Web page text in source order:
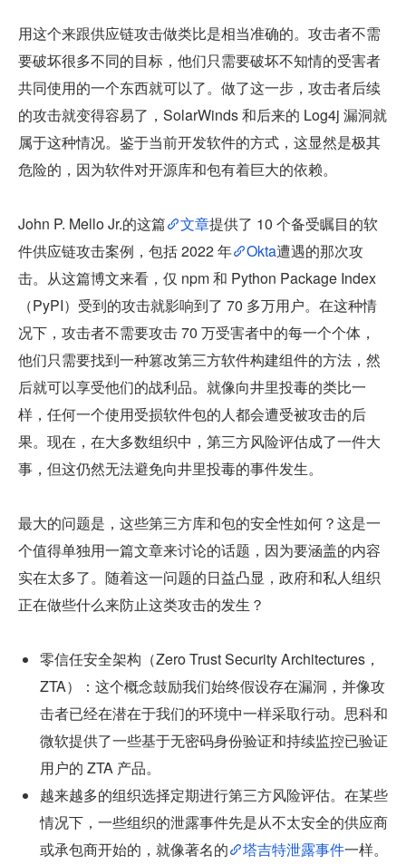
用这个来跟供应链攻击做类比是相当准确的。攻击者不需
要破坏很多不同的目标，他们只需要破坏不知情的受害者
共同使用的一个东西就可以了。做了这一步，攻击者后续
的攻击就变得容易了，SolarWinds 和后来的 Log4j 漏洞就
属于这种情况。鉴于当前开发软件的方式，这显然是极其
危险的，因为软件对开源库和包有着巨大的依赖。
John P. Mello Jr.的这篇 文章提供了 10 个备受瞩目的软
件供应链攻击案例，包括 2022 年
Okta遭遇的那次攻
击。从这篇博文来看，仅 npm 和 Python Package Index
（PyPI）受到的攻击就影响到了 70 多万用户。在这种情
况下，攻击者不需要攻击 70 万受害者中的每一个个体，
他们只需要找到一种篡改第三方软件构建组件的方法，然
后就可以享受他们的战利品。就像向井里投毒的类比一
样，任何一个使用受损软件包的人都会遭受被攻击的后
果。现在，在大多数组织中，第三方风险评估成了一件大
事，但这仍然无法避免向井里投毒的事件发生。
最大的问题是，这些第三方库和包的安全性如何？这是一
个值得单独用一篇文章来讨论的话题，因为要涵盖的内容
实在太多了。随着这一问题的日益凸显，政府和私人组织
正在做些什么来防止这类攻击的发生？
零信任安全架构（Zero Trust Security Architectures，
ZTA）：这个概念鼓励我们始终假设存在漏洞，并像攻
击者已经在潜在于我们的环境中一样采取行动。思科和
微软提供了一些基于无密码身份验证和持续监控已验证
用户的 ZTA 产品。
越来越多的组织选择定期进行第三方风险评估。在某些
情况下，一些组织的泄露事件先是从不太安全的供应商
或承包商开始的，就像著名的
塔吉特泄露事件一样。